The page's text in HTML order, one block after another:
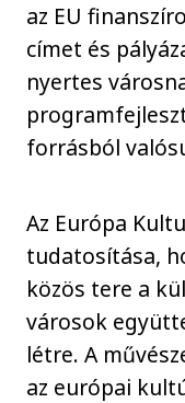
az EU
címet és
nyertes
forrásból
Az Európa
tudatosítása,
közös tere a
városok
létre. A
az európai